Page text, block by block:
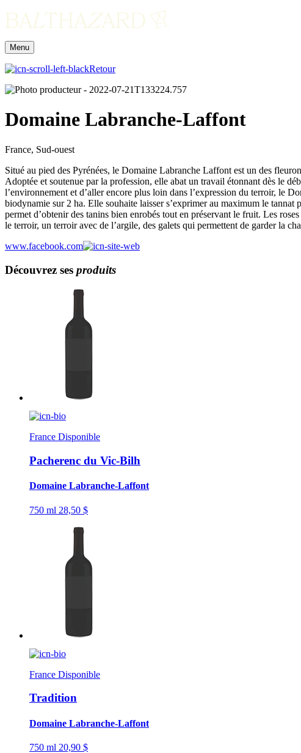
Menu
Retour
Domaine Labranche-Laffont
France, Sud-ouest
Situé au pied des Pyrénées, le Domaine Labranche Laffont est un des
Adoptée et soutenue par la profession, elle abat un travail étonnant dès le
l’environnement et d’aller encore plus loin dans l’expression du terroir, le
biodynamie sur 2 ha. Elle souhaite laisser s’exprimer au maximum le
permet d’obtenir des tanins bien enrobés tout en préservant le fruit. Les
le terroir, un terroir avec de l’argile, des galets qui permettent de garder la
www.facebook.com
Découvrez ses produits
France Disponible
Pacherenc du Vic-Bilh
Domaine Labranche-Laffont
750 ml 28,50 $
France Disponible
Tradition
Domaine Labranche-Laffont
750 ml 20,90 $